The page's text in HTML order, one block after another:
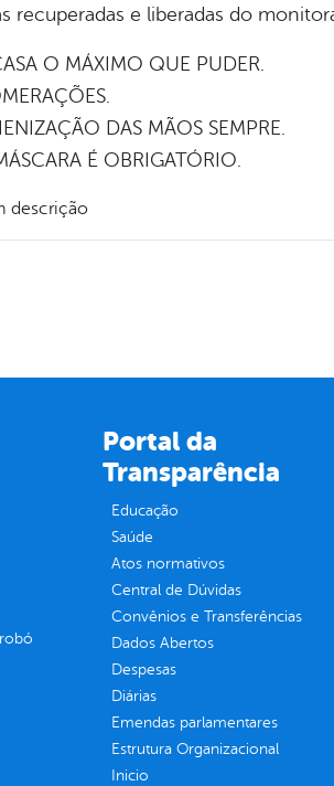
recuperadas e liberadas do
O MÁXIMO QUE PUDER.
DAS MÃOS SEMPRE.
É OBRIGATÓRIO.
Portal da
Transparência
Educação
Saúde
Atos normativos
Central de Dúvidas
Convênios e Transferências
Dados Abertos
Despesas
Diárias
Emendas parlamentares
Estrutura Organizacional
Inicio